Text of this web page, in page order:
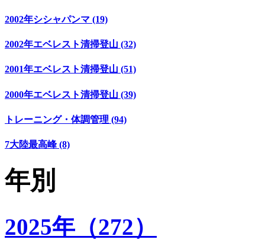
2002年シシャパンマ (19)
2002年エベレスト清掃登山 (32)
2001年エベレスト清掃登山 (51)
2000年エベレスト清掃登山 (39)
トレーニング・体調管理 (94)
7大陸最高峰 (8)
年別
2025年（272）